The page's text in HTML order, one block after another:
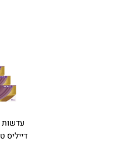
עדשות
דייליס טוטאל